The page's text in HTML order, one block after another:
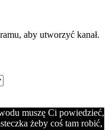
aby utworzyć kanał.
muszę Ci powiedzieć,
żeby coś tam robić,